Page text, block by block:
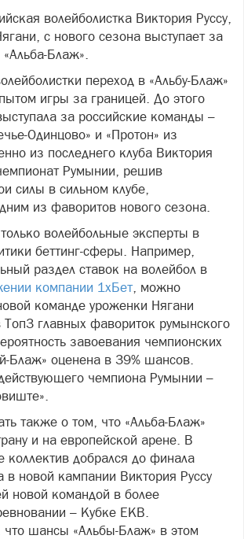
волейболистка Виктория Руссу,
с нового сезона выступает за
Блаж».
переход в «Альбу-Блаж»
игры за границей. До этого
за российские команды –
Одинцово» и «Протон» из
из последнего клуба Виктория
Румынии, решив
силы в сильном клубе,
из фаворитов нового сезона.
волейбольные эксперты в
беттинг-сферы. Например,
раздел ставок на волейбол в
компании 1хБет, можно
команде уроженки Нягани
Топ3 главных фавориток румынского
завоевания чемпионских
Блаж» оценена в 39% шансов.
чемпиона Румынии –
также о том, что «Альба-Блаж»
и на европейской арене. В
коллектив добрался до финала
в новой кампании Виктория Руссу
новой командой в более
– Кубке ЕКВ.
что шансы «Альбы-Блаж» в этом